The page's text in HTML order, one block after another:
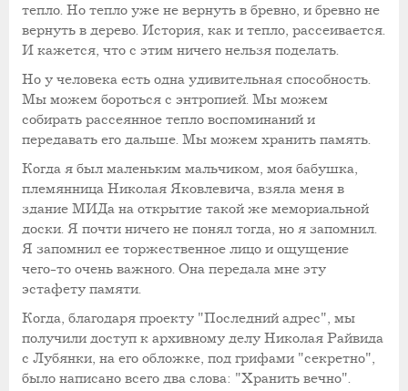
тепло. Но тепло уже не вернуть в бревно, и бревно не
вернуть в дерево. История, как и тепло, рассеивается.
И кажется, что с этим ничего нельзя поделать.
Но у человека есть одна удивительная способность.
Мы можем бороться с энтропией. Мы можем
собирать рассеянное тепло воспоминаний и
передавать его дальше. Мы можем хранить память.
Когда я был маленьким мальчиком, моя бабушка,
племянница Николая Яковлевича, взяла меня в
здание МИДа на открытие такой же мемориальной
доски. Я почти ничего не понял тогда, но я запомнил.
Я запомнил ее торжественное лицо и ощущение
чего-то очень важного. Она передала мне эту
эстафету памяти.
Когда, благодаря проекту "Последний адрес", мы
получили доступ к архивному делу Николая Райвида
с Лубянки, на его обложке, под грифами "секретно",
было написано всего два слова: "Хранить вечно".